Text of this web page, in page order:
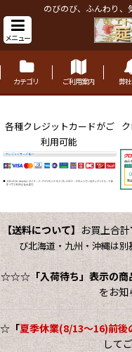
のびのび、ふんわり、
メニュー
カテゴリ ご利用案内 弊
各種クレジットカードがご
利用可能
【送料について】 お買上合計
び北海道・九州・沖縄は別
☆☆☆「入荷待ち」表示の
をお
☆「夏季休業(8/13～16)前後
して